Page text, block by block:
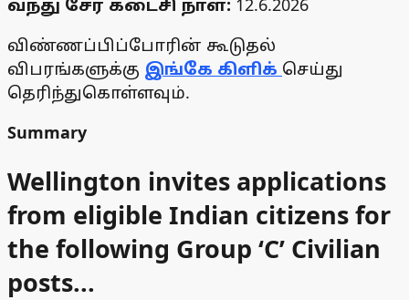
வந்து சேர கடைசி நாள்: 12.6.2026
விண்ணப்பிப்போரின் கூடுதல்
விபரங்களுக்கு இங்கே கிளிக் செய்து
தெரிந்துகொள்ளவும்.
Summary
Wellington invites applications
from eligible Indian citizens for
the following Group ‘C’ Civilian
posts...